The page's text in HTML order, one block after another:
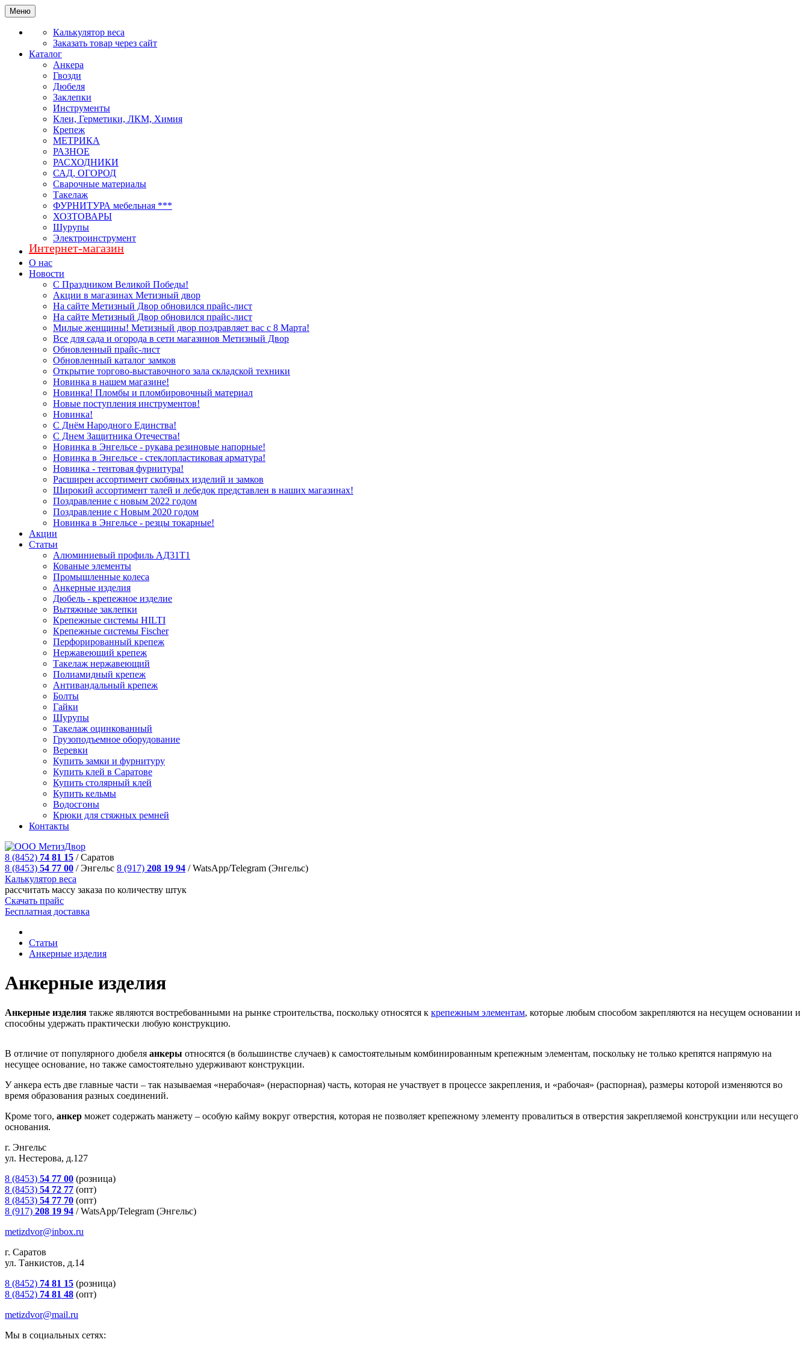
Меню
Калькулятор веса
Заказать товар через сайт
Каталог
Анкера
Гвозди
Дюбеля
Заклепки
Инструменты
Клеи, Герметики, ЛКМ, Химия
Крепеж
МЕТРИКА
РАЗНОЕ
РАСХОДНИКИ
САД, ОГОРОД
Сварочные материалы
Такелаж
ФУРНИТУРА мебельная ***
ХОЗТОВАРЫ
Шурупы
Электроинструмент
Интернет-магазин
О нас
Новости
С Праздником Великой Победы!
Акции в магазинах Метизный двор
На сайте Метизный Двор обновился прайс-лист
На сайте Метизный Двор обновился прайс-лист
Милые женщины! Метизный двор поздравляет вас с 8 Марта!
Все для сада и огорода в сети магазинов Метизный Двор
Обновленный прайс-лист
Обновленный каталог замков
Открытие торгово-выставочного зала складской техники
Новинка в нашем магазине!
Новинка! Пломбы и пломбировочный материал
Новые поступления инструментов!
Новинка!
С Днём Народного Единства!
С Днем Защитника Отечества!
Новинка в Энгельсе - рукава резиновые напорные!
Новинка в Энгельсе - стеклопластиковая арматура!
Новинка - тентовая фурнитура!
Расширен ассортимент скобяных изделий и замков
Широкий ассортимент талей и лебедок представлен в наших магазинах!
Поздравление с новым 2022 годом
Поздравление с Новым 2020 годом
Новинка в Энгельсе - резцы токарные!
Акции
Статьи
Алюминиевый профиль АД31Т1
Кованые элементы
Промышленные колеса
Анкерные изделия
Дюбель - крепежное изделие
Вытяжные заклепки
Крепежные системы HILTI
Крепежные системы Fischer
Перфорированный крепеж
Нержавеющий крепеж
Такелаж нержавеющий
Полиамидный крепеж
Антивандальный крепеж
Болты
Гайки
Шурупы
Такелаж оцинкованный
Грузоподъемное оборудование
Веревки
Купить замки и фурнитуру
Купить клей в Саратове
Купить столярный клей
Купить кельмы
Водосгоны
Крюки для стяжных ремней
Контакты
8 (8452) 74 81 15 /Саратов
8 (8453) 54 77 00 /Энгельс 8 (917) 208 19 94 /WatsApp/Telegram (Энгельс)
Калькулятор веса
рассчитать массу заказа по количеству штук
Скачать прайс
Бесплатная доставка
Статьи
Анкерные изделия
Анкерные изделия
Анкерные изделия также являются востребованными на рынке строительства, поскольку относятся к крепежным элементам, которые любым способом закрепляются на несущем основании и
способны удержать практически любую конструкцию.
В отличие от популярного дюбеля анкеры относятся (в большинстве случаев) к самостоятельным комбинированным крепежным элементам, поскольку не только крепятся напрямую на
несущее основание, но также самостоятельно удерживают конструкции.
У анкера есть две главные части – так называемая «нерабочая» (нераспорная) часть, которая не участвует в процессе закрепления, и «рабочая» (распорная), размеры которой изменяются во
время образования разных соединений.
Кроме того, анкер может содержать манжету – особую кайму вокруг отверстия, которая не позволяет крепежному элементу провалиться в отверстия закрепляемой конструкции или несущего
основания.
г. Энгельс
ул. Нестерова, д.127
8 (8453) 54 77 00 (розница)
8 (8453) 54 72 77 (опт)
8 (8453) 54 77 70 (опт)
8 (917) 208 19 94 /WatsApp/Telegram (Энгельс)
metizdvor@inbox.ru
г. Саратов
ул. Танкистов, д.14
8 (8452) 74 81 15 (розница)
8 (8452) 74 81 48 (опт)
metizdvor@mail.ru
Мы в социальных сетях: